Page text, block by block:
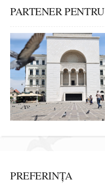
PARTENER PENTRU
PREFERINȚA